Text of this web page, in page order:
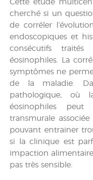
Cette étude
cherché si un
de corréler
endoscopiques et
consécutifs
éosinophiles. La
symptômes ne
de la maladie.
pathologique, où
éosinophiles peut
transmurale
pouvant entrainer
si la clinique est
impaction alimentaire
pas très sensible.